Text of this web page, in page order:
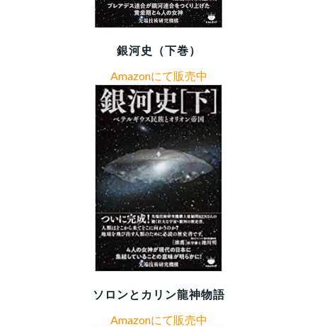
銀河史（下巻）
Amazonにて販売中
ソロンとカリン龍神物語
Amazonにて販売中